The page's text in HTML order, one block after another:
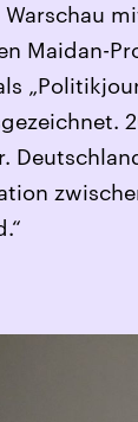
Maidan-